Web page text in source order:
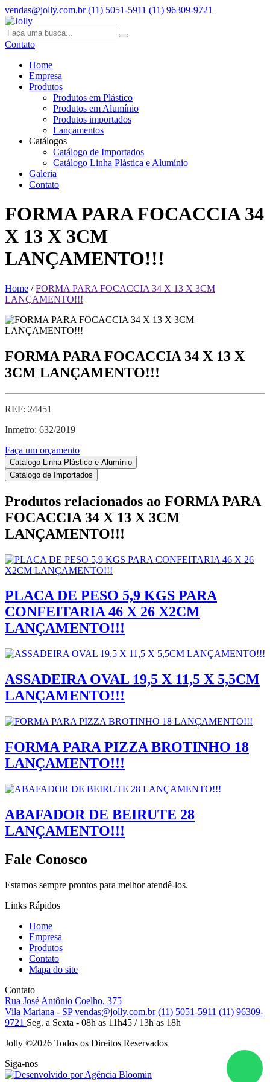
vendas@jolly.com.br(11) 5051-5911 (11) 96309-9721
Contato
Home
Empresa
Produtos
Produtos em Plástico
Produtos em Alumínio
Produtos importados
Lançamentos
Catálogos
Catálogo de Importados
Catálogo Linha Plástica e Alumínio
Galeria
Contato
FORMA PARA FOCACCIA 34
X 13 X 3CM
LANÇAMENTO!!!
Home /FORMA PARA FOCACCIA 34 X 13 X 3CM
LANÇAMENTO!!!
FORMA PARA FOCACCIA 34 X 13 X
3CM LANÇAMENTO!!!
REF: 24451
Inmetro: 632/2019
Faça um orçamento
Catálogo Linha Plástico e Alumínio
Catálogo de Importados
Produtos relacionados ao FORMA PARA
FOCACCIA 34 X 13 X 3CM
LANÇAMENTO!!!
PLACA DE PESO 5,9 KGS PARA
CONFEITARIA 46 X 26 X2CM
LANÇAMENTO!!!
ASSADEIRA OVAL 19,5 X 11,5 X 5,5CM
LANÇAMENTO!!!
FORMA PARA PIZZA BROTINHO 18
LANÇAMENTO!!!
ABAFADOR DE BEIRUTE 28
LANÇAMENTO!!!
Fale Conosco
Estamos sempre prontos para melhor atendê-los.
Links Rápidos
Home
Empresa
Produtos
Contato
Mapa do site
Contato
Rua José Antônio Coelho, 375
Vila Mariana - SPvendas@jolly.com.br(11) 5051-5911 (11) 96309-
9721 Seg. a Sexta - 08h as 11h45 / 13h as 18h
Jolly ©2026 Todos os Direitos Reservados
Siga-nos